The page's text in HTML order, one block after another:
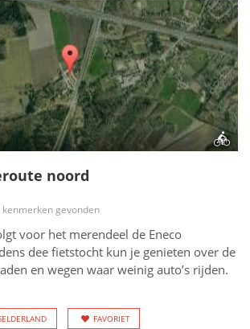
noord
kenmerken gevonden
voor het merendeel de Eneco
dee fietstocht kun je genieten over de
en wegen waar weinig auto’s rijden.
FAVORIET